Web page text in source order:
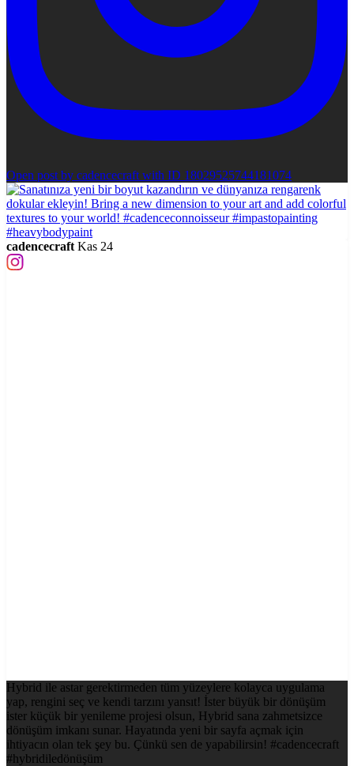
Open post by cadencecraft with ID 18029525744181074
cadencecraft Kas 24
Hybrid ile astar gerektirmeden tüm yüzeylere kolayca uygulama
yap, rengini seç ve kendi tarzını yansıt! İster büyük bir dönüşüm
ister küçük bir yenileme projesi olsun, Hybrid sana zahmetsizce
dönüşüm imkanı sunar. Hayatında yeni bir sayfa açmak için
ihtiyacın olan tek şey bu. Çünkü sen de yapabilirsin! #cadencecraft
#hybridiledönüşüm